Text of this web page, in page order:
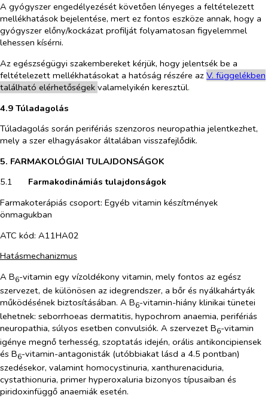
A gyógyszer engedélyezését követően lényeges a feltételezett
mellékhatások bejelentése, mert ez fontos eszköze annak, hogy a
gyógyszer előny/kockázat profilját folyamatosan figyelemmel
lehessen kísérni.
Az egészségügyi szakembereket kérjük, hogy jelentsék be a
feltételezett mellékhatásokat a hatóság részére az V. függelékben
található elérhetőségek valamelyikén keresztül.
4.9 Túladagolás
Túladagolás során perifériás szenzoros neuropathia jelentkezhet,
mely a szer elhagyásakor általában visszafejlődik.
5. FARMAKOLÓGIAI TULAJDONSÁGOK
5.1​
Farmakodinámiás tulajdonságok
Farmakoterápiás csoport: Egyéb vitamin készítmények
önmagukban
ATC kód: A11HA02
Hatásmechanizmus
A B6-vitamin egy vízoldékony vitamin, mely fontos az egész
szervezet, de különösen az idegrendszer, a bőr és nyálkahártyák
működésének biztosításában. A B6-vitamin-hiány klinikai tünetei
lehetnek: seborrhoeas dermatitis, hypochrom anaemia, perifériás
neuropathia, súlyos esetben convulsiók. A szervezet B6-vitamin
igénye megnő terhesség, szoptatás idején, orális antikoncipiensek
és B6-vitamin-antagonisták (utóbbiakat lásd a 4.5 pontban)
szedésekor, valamint homocystinuria, xanthurenaciduria,
cystathionuria, primer hyperoxaluria bizonyos típusaiban és
piridoxinfüggő anaemiák esetén.